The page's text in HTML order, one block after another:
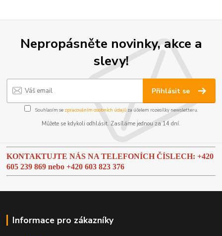
Nepropásněte novinky, akce a
slevy!
Přihlásit se
Souhlasím se zpracováním osobních údajůza účelem rozesílky newsletteru.
Můžete se kdykoli odhlásit. Zasíláme jednou za 14 dní.
KONTAKTUJTE NÁS NA TELEFONÍCH ČÍSLECH: +420
605 239 869 nebo+420 603 823 376
Informace pro zákazníky